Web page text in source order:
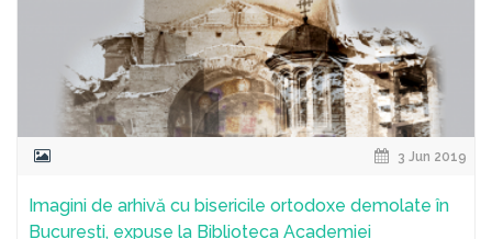
3 Jun 2019
Imagini de arhivă cu bisericile ortodoxe demolate în
București, expuse la Biblioteca Academiei